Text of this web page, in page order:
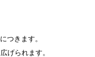
つきます。
げられます。